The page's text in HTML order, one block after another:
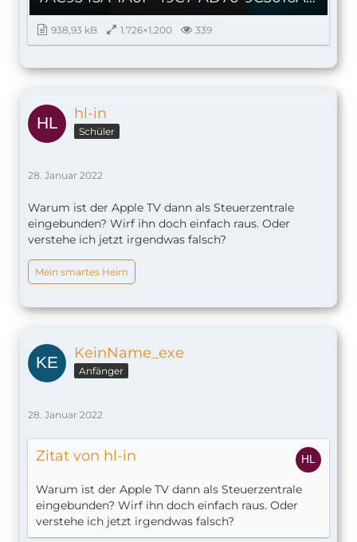
938,93 kB 1.726×1.200 339
hl-in
Schüler
28. Januar 2022
Warum ist der Apple TV dann als Steuerzentrale
eingebunden? Wirf ihn doch einfach raus. Oder
verstehe ich jetzt irgendwas falsch?
Mein smartes Heim
KeinName_exe
Anfänger
28. Januar 2022
Zitat von hl-in
Warum ist der Apple TV dann als Steuerzentrale
eingebunden? Wirf ihn doch einfach raus. Oder
verstehe ich jetzt irgendwas falsch?